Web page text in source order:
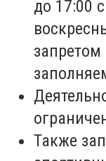
до 17:00
Также